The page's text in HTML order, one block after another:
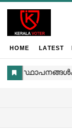
HOME LATEST